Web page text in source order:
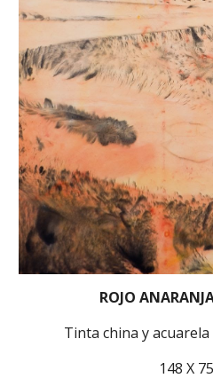
ROJO
Tinta china y
148 X